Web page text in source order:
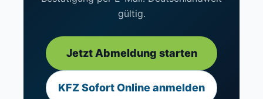
gültig.
Jetzt Abmeldung starten
KFZ Sofort Online anmelden